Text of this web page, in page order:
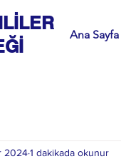
Ana Sayfa
20241 dakikada okunur